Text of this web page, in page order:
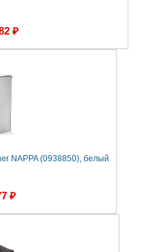
₽
NAPPA (0938850), белый
₽